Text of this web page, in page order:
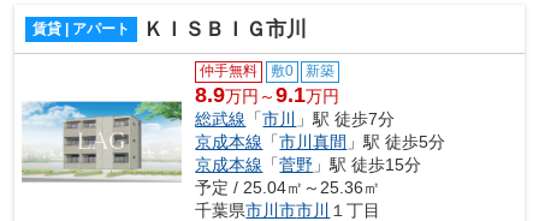
賃貸 | アパート ＫＩＳＢＩＧ市川
仲手無料 敷0 新築
8.9万円～9.1万円
総武線 「市川
」駅 徒歩7分
京成本線 「市川真間 」駅 徒歩5分
京成本線 「菅野 」駅 徒歩15分
予定 / 25.04㎡～25.36㎡
千葉県市川市市川 １丁目